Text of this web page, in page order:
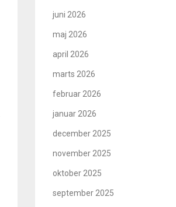
juni 2026
maj 2026
april 2026
marts 2026
februar 2026
januar 2026
december 2025
november 2025
oktober 2025
september 2025